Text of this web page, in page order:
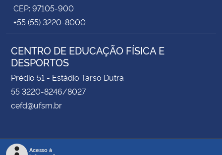
Gabinete de Segurança Institucional
Advocacia-Geral da União
Banco Central do Brasil
Planalto
CEP: 97105-900
+55 (55) 3220-8000
CENTRO DE EDUCAÇÃO FÍSICA E
DESPORTOS
Prédio 51 - Estádio Tarso Dutra
55 3220-8246/8027
cefd@ufsm.br
Acesso à